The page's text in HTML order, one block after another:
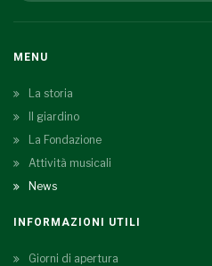
MENU
La storia
Il giardino
La Fondazione
Attività musicali
News
INFORMAZIONI UTILI
Giorni di apertura